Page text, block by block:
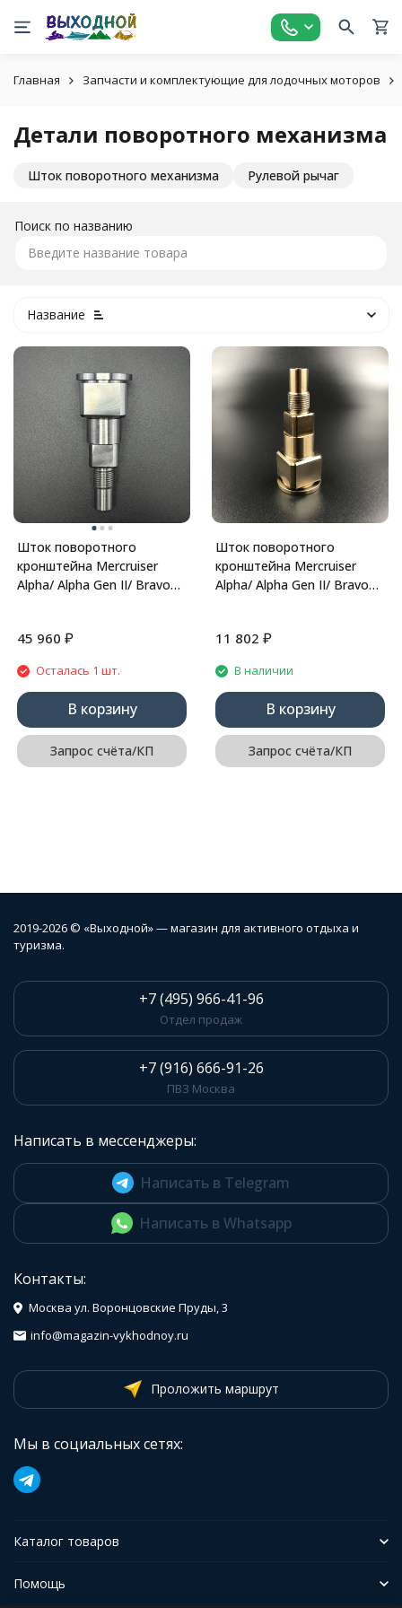
Главная Запчасти и комплектующие для лодочных моторов
Детали поворотного механизма
Шток поворотного механизма Рулевой рычаг
Поиск по названию
Название
Шток поворотного
кронштейна Mercruiser
Alpha/ Alpha Gen II/ Bravo
45 960 ₽
Осталась 1 шт.
В корзину
Запрос счёта/КП
Шток поворотного
кронштейна Mercruiser
Alpha/ Alpha Gen II/ Bravo
11 802 ₽
В наличии
В корзину
Запрос счёта/КП
2019-2026 © «Выходной» — магазин для активного отдыха и
туризма.
+7 (495) 966-41-96
Отдел продаж
+7 (916) 666-91-26
ПВЗ Москва
Написать в мессенджеры:
Написать в Telegram
Написать в Whatsapp
Контакты:
Москва ул. Воронцовские Пруды, 3
info@magazin-vykhodnoy.ru
Проложить маршрут
Мы в социальных сетях:
Каталог товаров
Помощь